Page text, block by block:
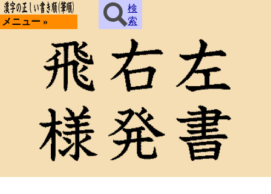
メニュー »
検
索